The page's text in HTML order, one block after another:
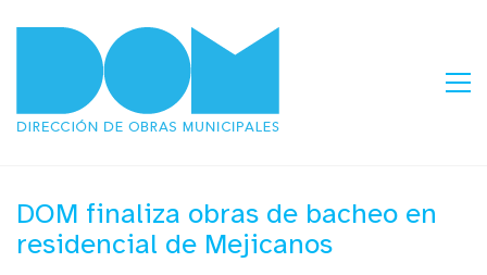
DOM finaliza obras de bacheo en
residencial de Mejicanos